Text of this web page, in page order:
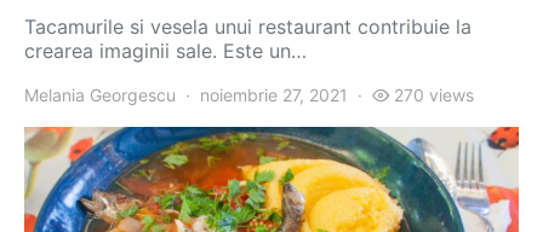
Tacamurile si vesela unui restaurant contribuie la
crearea imaginii sale. Este un…
Melania Georgescu noiembrie 27, 2021 270 views